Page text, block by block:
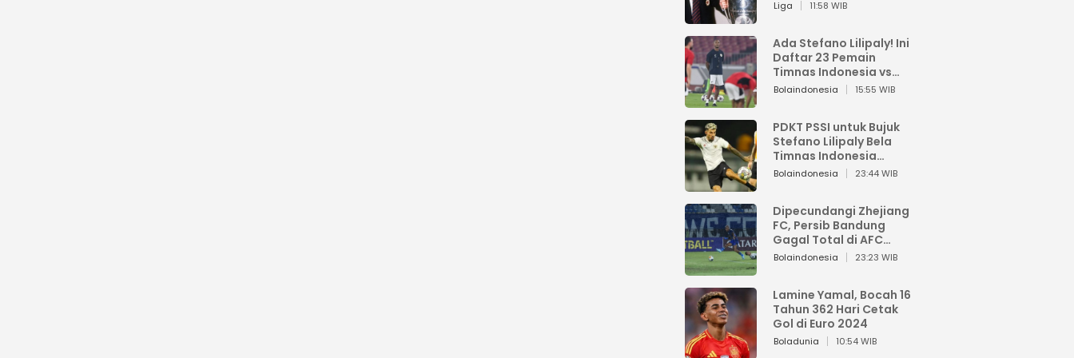
Liga 11:58 WIB
Ada Stefano Lilipaly! Ini
Daftar 23 Pemain
Timnas Indonesia vs
China
Bolaindonesia 15:55 WIB
PDKT PSSI untuk Bujuk
Stefano Lilipaly Bela
Timnas Indonesia
Berakhir Berantakan
Bolaindonesia 23:44 WIB
Dipecundangi Zhejiang
FC, Persib Bandung
Gagal Total di AFC
Champions League Two
Bolaindonesia 23:23 WIB
Lamine Yamal, Bocah 16
Tahun 362 Hari Cetak
Gol di Euro 2024
Boladunia 10:54 WIB